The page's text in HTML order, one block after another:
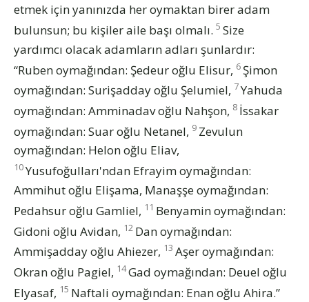
etmek için yanınızda her oymaktan birer adam
bulunsun; bu kişiler aile başı olmalı. 5 Size
yardımcı olacak adamların adları şunlardır:
“Ruben oymağından: Şedeur oğlu Elisur, 6 Şimon
oymağından: Surişadday oğlu Şelumiel, 7Yahuda
oymağından: Amminadav oğlu Nahşon, 8 İssakar
oymağından: Suar oğlu Netanel, 9 Zevulun
oymağından: Helon oğlu Eliav,
10Yusufoğulları'ndan Efrayim oymağından:
Ammihut oğlu Elişama, Manaşşe oymağından:
Pedahsur oğlu Gamliel, 11 Benyamin oymağından:
Gidoni oğlu Avidan, 12 Dan oymağından:
Ammişadday oğlu Ahiezer, 13 Aşer oymağından:
Okran oğlu Pagiel, 14Gad oymağından: Deuel oğlu
Elyasaf, 15 Naftali oymağından: Enan oğlu Ahira.”